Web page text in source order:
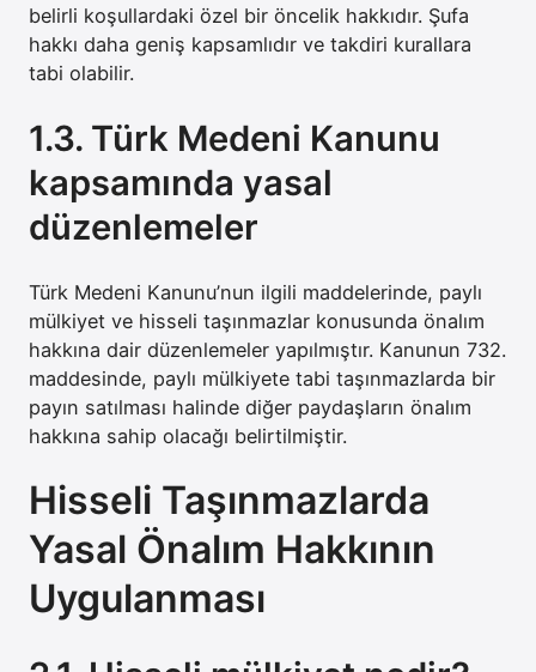
belirli koşullardaki özel bir öncelik hakkıdır. Şufa
hakkı daha geniş kapsamlıdır ve takdiri kurallara
tabi olabilir.
1.3. Türk Medeni Kanunu
kapsamında yasal
düzenlemeler
Türk Medeni Kanunu’nun ilgili maddelerinde, paylı
mülkiyet ve hisseli taşınmazlar konusunda önalım
hakkına dair düzenlemeler yapılmıştır. Kanunun 732.
maddesinde, paylı mülkiyete tabi taşınmazlarda bir
payın satılması halinde diğer paydaşların önalım
hakkına sahip olacağı belirtilmiştir.
Hisseli Taşınmazlarda
Yasal Önalım Hakkının
Uygulanması